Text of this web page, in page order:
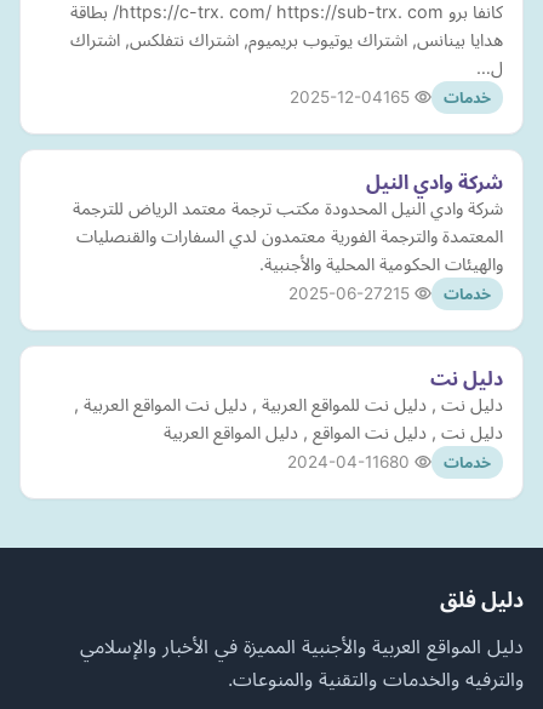
كانفا برو https://c-trx. com/ https://sub-trx. com/ بطاقة
هدايا بينانس, اشتراك يوتيوب بريميوم, اشتراك نتفلكس, اشتراك
ل…
خدمات 2025-12-04
شركة وادي النيل
شركة وادي النيل المحدودة مكتب ترجمة معتمد الرياض للترجمة
المعتمدة والترجمة الفورية معتمدون لدي السفارات والقنصليات
والهيئات الحكومية المحلية والأجنبية.
خدمات 2025-06-27
دليل نت
دليل نت , دليل نت للمواقع العربية , دليل نت المواقع العربية ,
دليل نت , دليل نت المواقع , دليل المواقع العربية
خدمات 2024-04-11
دليل فلق
دليل المواقع العربية والأجنبية المميزة في الأخبار والإسلامي
والترفيه والخدمات والتقنية والمنوعات.